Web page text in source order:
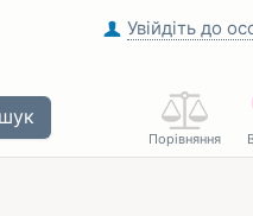
Увійдіть до
Порівняння